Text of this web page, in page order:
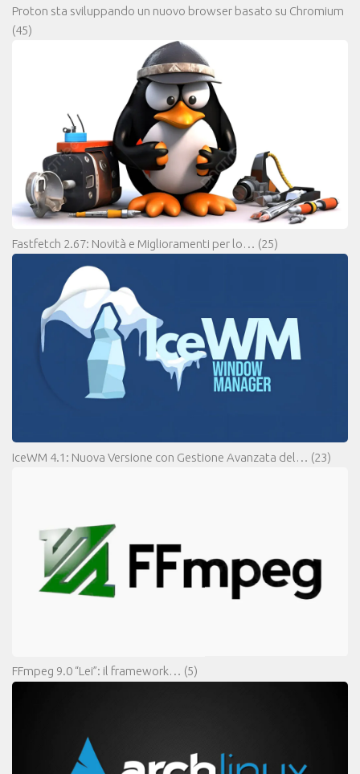
Proton sta sviluppando un nuovo browser basato su Chromium
(45)
Fastfetch 2.67: Novità e Miglioramenti per lo… (25)
IceWM 4.1: Nuova Versione con Gestione Avanzata del… (23)
FFmpeg 9.0 “Lei”: il framework… (5)